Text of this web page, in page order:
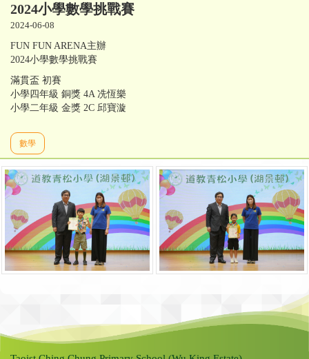
2024小學數學挑戰賽
2024-06-08
FUN FUN ARENA主辦
2024小學數學挑戰賽
滿貫盃 初賽
小學四年級 銅獎 4A 冼恆樂
小學二年級 金獎 2C 邱寶漩
數學